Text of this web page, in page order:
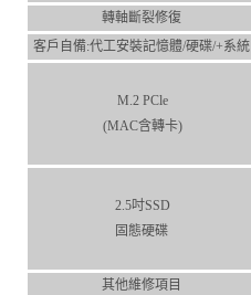
轉軸斷裂修復
客⼾⾃備:代⼯安裝記憶體/硬碟/+系統
M.2 PCle
(MAC含轉卡)
2.5吋SSD
固態硬碟
其他維修項目